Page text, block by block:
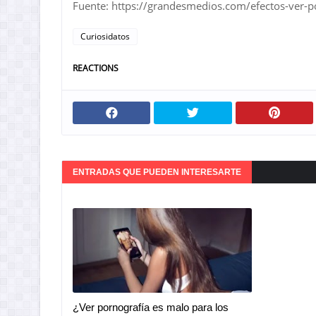
Fuente: https://grandesmedios.com/efectos-ver-
Curiosidatos
REACTIONS
ENTRADAS QUE PUEDEN INTERESARTE
¿Ver pornografía es malo para los